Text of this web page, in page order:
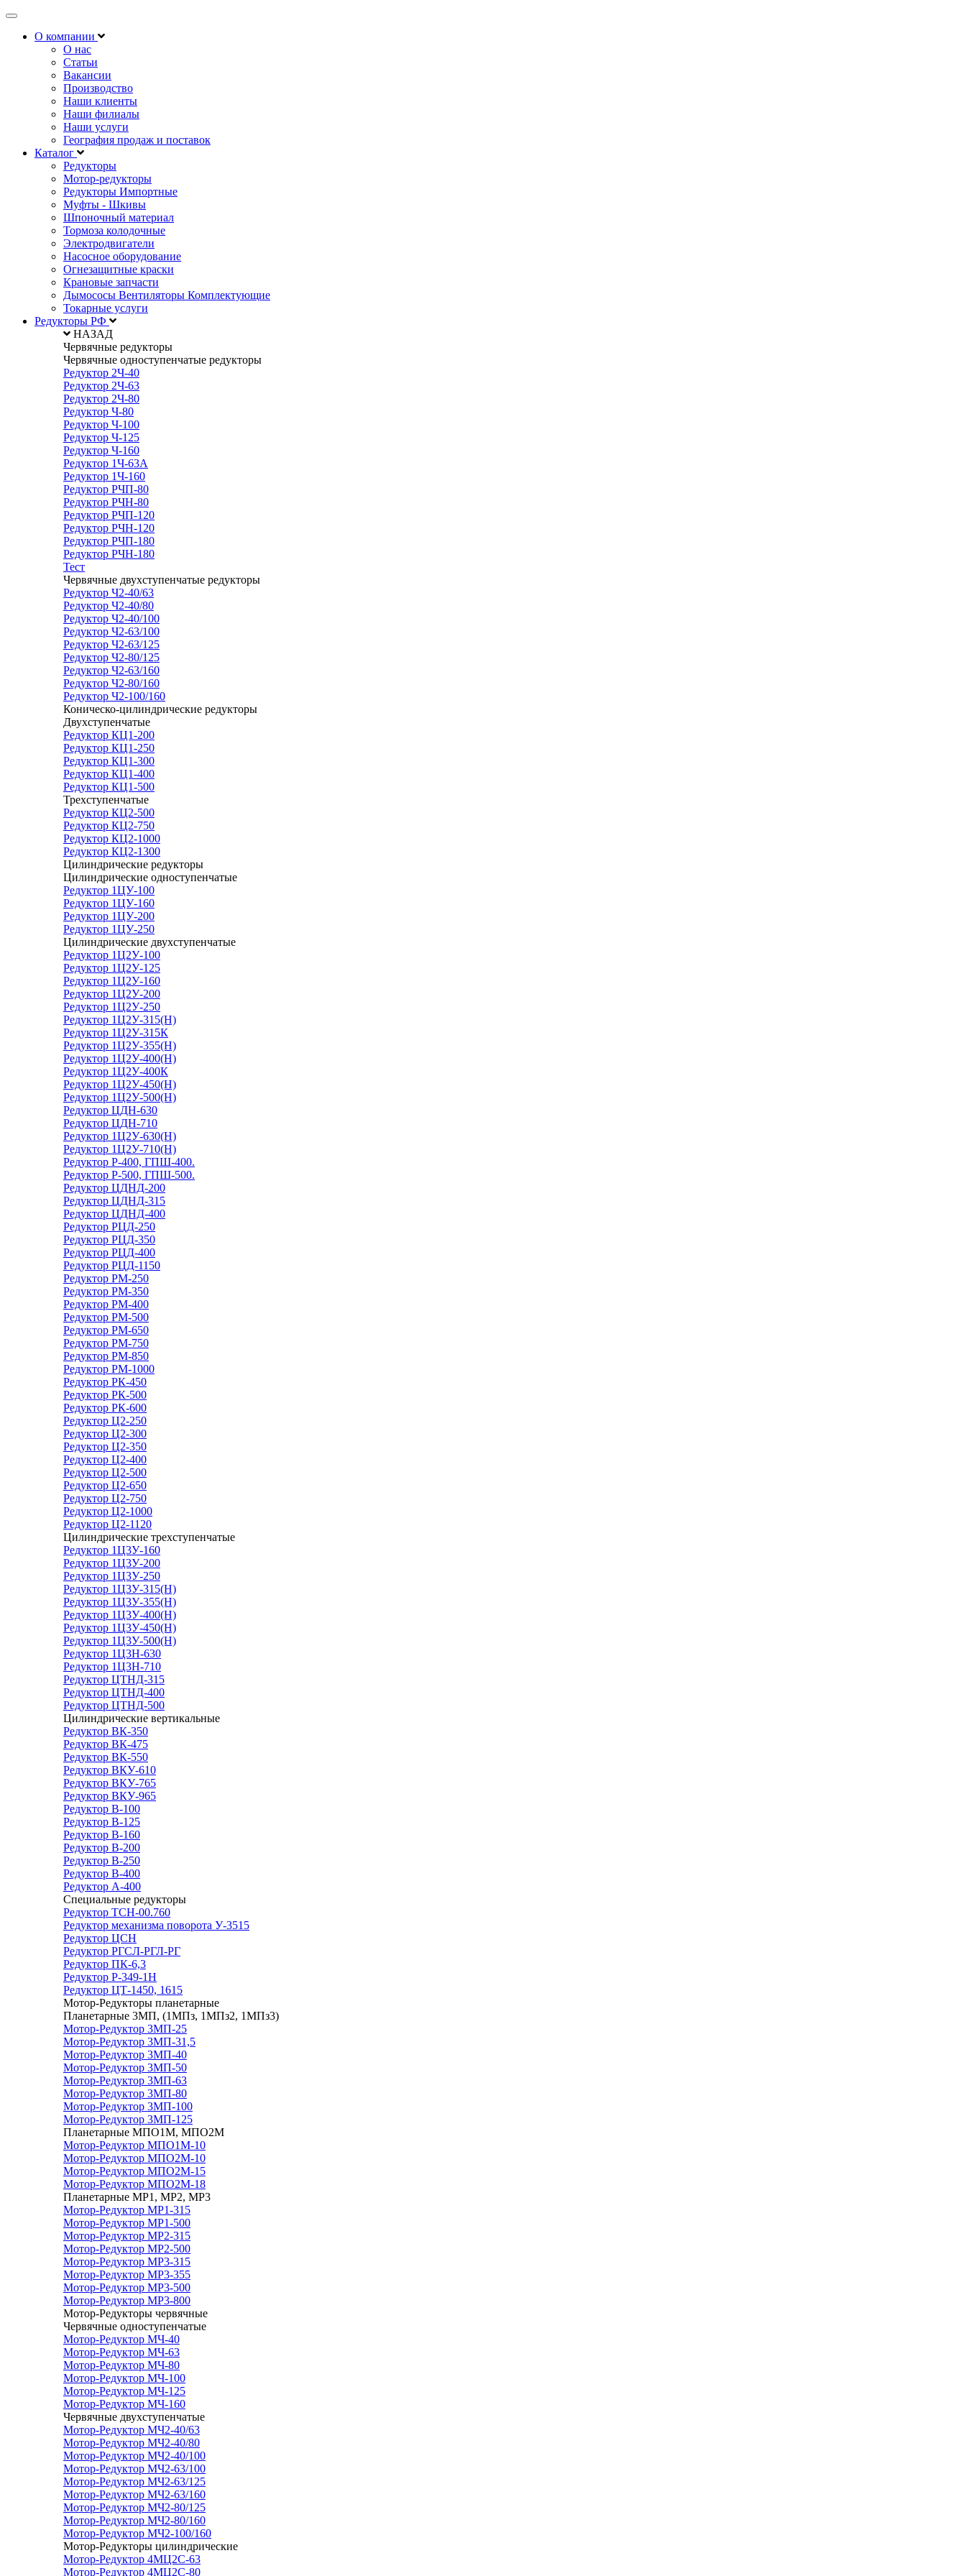
Открыть
навигациюО компании
О нас
Статьи
Вакансии
Производство
Наши клиенты
Наши филиалы
Наши услуги
География продаж и поставок
Каталог
Редукторы
Мотор-редукторы
Редукторы Импортные
Муфты - Шкивы
Шпоночный материал
Тормоза колодочные
Электродвигатели
Насосное оборудование
Огнезащитные краски
Крановые запчасти
Дымососы Вентиляторы Комплектующие
Токарные услуги
Редукторы РФ
НАЗАД
Червячные редукторы
Червячные одноступенчатые редукторы
Редуктор 2Ч-40
Редуктор 2Ч-63
Редуктор 2Ч-80
Редуктор Ч-80
Редуктор Ч-100
Редуктор Ч-125
Редуктор Ч-160
Редуктор 1Ч-63А
Редуктор 1Ч-160
Редуктор РЧП-80
Редуктор РЧН-80
Редуктор РЧП-120
Редуктор РЧН-120
Редуктор РЧП-180
Редуктор РЧН-180
Тест
Червячные двухступенчатые редукторы
Редуктор Ч2-40/63
Редуктор Ч2-40/80
Редуктор Ч2-40/100
Редуктор Ч2-63/100
Редуктор Ч2-63/125
Редуктор Ч2-80/125
Редуктор Ч2-63/160
Редуктор Ч2-80/160
Редуктор Ч2-100/160
Коническо-цилиндрические редукторы
Двухступенчатые
Редуктор КЦ1-200
Редуктор КЦ1-250
Редуктор КЦ1-300
Редуктор КЦ1-400
Редуктор КЦ1-500
Трехступенчатые
Редуктор КЦ2-500
Редуктор КЦ2-750
Редуктор КЦ2-1000
Редуктор КЦ2-1300
Цилиндрические редукторы
Цилиндрические одноступенчатые
Редуктор 1ЦУ-100
Редуктор 1ЦУ-160
Редуктор 1ЦУ-200
Редуктор 1ЦУ-250
Цилиндрические двухступенчатые
Редуктор 1Ц2У-100
Редуктор 1Ц2У-125
Редуктор 1Ц2У-160
Редуктор 1Ц2У-200
Редуктор 1Ц2У-250
Редуктор 1Ц2У-315(Н)
Редуктор 1Ц2У-315К
Редуктор 1Ц2У-355(Н)
Редуктор 1Ц2У-400(Н)
Редуктор 1Ц2У-400К
Редуктор 1Ц2У-450(Н)
Редуктор 1Ц2У-500(Н)
Редуктор ЦДН-630
Редуктор ЦДН-710
Редуктор 1Ц2У-630(Н)
Редуктор 1Ц2У-710(Н)
Редуктор Р-400, ГПШ-400.
Редуктор Р-500, ГПШ-500.
Редуктор ЦДНД-200
Редуктор ЦДНД-315
Редуктор ЦДНД-400
Редуктор РЦД-250
Редуктор РЦД-350
Редуктор РЦД-400
Редуктор РЦД-1150
Редуктор РМ-250
Редуктор РМ-350
Редуктор РМ-400
Редуктор РМ-500
Редуктор РМ-650
Редуктор РМ-750
Редуктор РМ-850
Редуктор РМ-1000
Редуктор РК-450
Редуктор РК-500
Редуктор РК-600
Редуктор Ц2-250
Редуктор Ц2-300
Редуктор Ц2-350
Редуктор Ц2-400
Редуктор Ц2-500
Редуктор Ц2-650
Редуктор Ц2-750
Редуктор Ц2-1000
Редуктор Ц2-1120
Цилиндрические трехступенчатые
Редуктор 1Ц3У-160
Редуктор 1Ц3У-200
Редуктор 1Ц3У-250
Редуктор 1Ц3У-315(Н)
Редуктор 1Ц3У-355(Н)
Редуктор 1Ц3У-400(Н)
Редуктор 1Ц3У-450(Н)
Редуктор 1Ц3У-500(Н)
Редуктор 1Ц3Н-630
Редуктор 1Ц3Н-710
Редуктор ЦТНД-315
Редуктор ЦТНД-400
Редуктор ЦТНД-500
Цилиндрические вертикальные
Редуктор ВК-350
Редуктор ВК-475
Редуктор ВК-550
Редуктор ВКУ-610
Редуктор ВКУ-765
Редуктор ВКУ-965
Редуктор В-100
Редуктор В-125
Редуктор В-160
Редуктор В-200
Редуктор В-250
Редуктор В-400
Редуктор А-400
Специальные редукторы
Редуктор ТСН-00.760
Редуктор механизма поворота У-3515
Редуктор ЦСН
Редуктор РГСЛ-РГЛ-РГ
Редуктор ПК-6,3
Редуктор Р-349-1Н
Редуктор ЦТ-1450, 1615
Мотор-Редукторы планетарные
Планетарные 3МП, (1МПз, 1МПз2, 1МПз3)
Мотор-Редуктор 3МП-25
Мотор-Редуктор 3МП-31,5
Мотор-Редуктор 3МП-40
Мотор-Редуктор 3МП-50
Мотор-Редуктор 3МП-63
Мотор-Редуктор 3МП-80
Мотор-Редуктор 3МП-100
Мотор-Редуктор 3МП-125
Планетарные МПО1М, МПО2М
Мотор-Редуктор МПО1М-10
Мотор-Редуктор МПО2М-10
Мотор-Редуктор МПО2М-15
Мотор-Редуктор МПО2М-18
Планетарные МР1, МР2, МР3
Мотор-Редуктор МР1-315
Мотор-Редуктор МР1-500
Мотор-Редуктор МР2-315
Мотор-Редуктор МР2-500
Мотор-Редуктор МР3-315
Мотор-Редуктор МР3-355
Мотор-Редуктор МР3-500
Мотор-Редуктор МР3-800
Мотор-Редукторы червячные
Червячные одноступенчатые
Мотор-Редуктор МЧ-40
Мотор-Редуктор МЧ-63
Мотор-Редуктор МЧ-80
Мотор-Редуктор МЧ-100
Мотор-Редуктор МЧ-125
Мотор-Редуктор МЧ-160
Червячные двухступенчатые
Мотор-Редуктор МЧ2-40/63
Мотор-Редуктор МЧ2-40/80
Мотор-Редуктор МЧ2-40/100
Мотор-Редуктор МЧ2-63/100
Мотор-Редуктор МЧ2-63/125
Мотор-Редуктор МЧ2-63/160
Мотор-Редуктор МЧ2-80/125
Мотор-Редуктор МЧ2-80/160
Мотор-Редуктор МЧ2-100/160
Мотор-Редукторы цилиндрические
Мотор-Редуктор 4МЦ2С-63
Мотор-Редуктор 4МЦ2С-80